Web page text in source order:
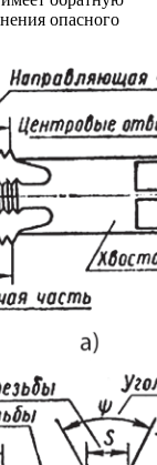
опасного